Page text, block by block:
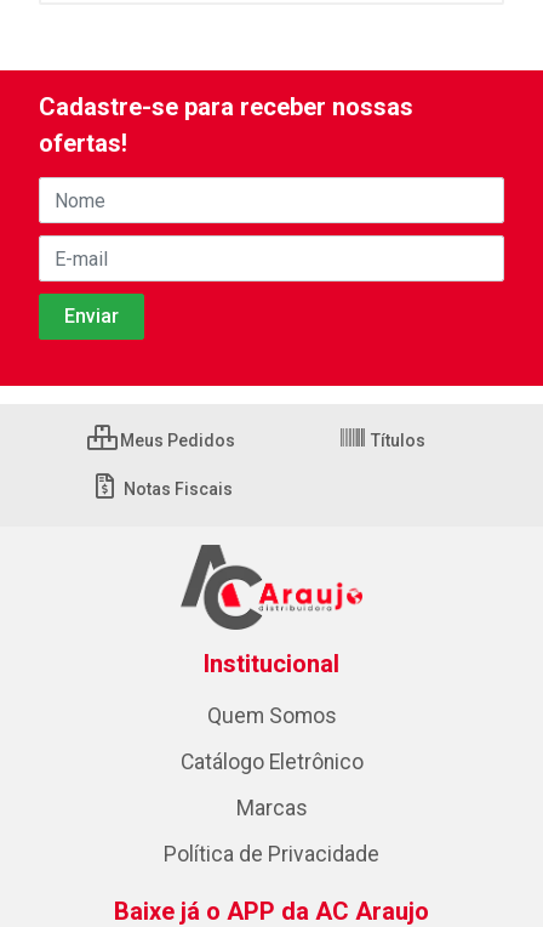
Cadastre-se para receber nossas
ofertas!
Meus Pedidos Títulos
Notas Fiscais
Institucional
Quem Somos
Catálogo Eletrônico
Marcas
Política de Privacidade
Baixe já o APP da AC Araujo